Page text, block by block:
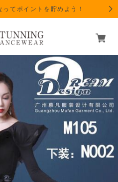
ってポイントを貯めよう！